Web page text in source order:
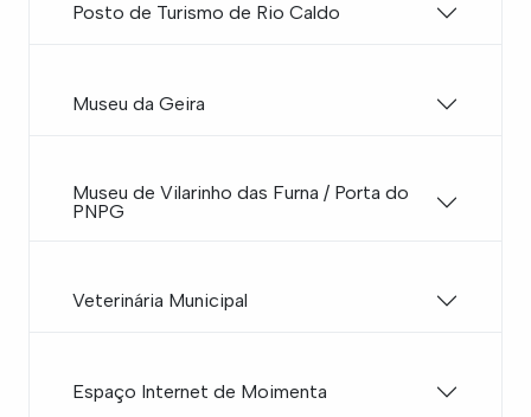
Posto de Turismo de Rio Caldo
Museu da Geira
Museu de Vilarinho das Furna / Porta do
PNPG
Veterinária Municipal
Espaço Internet de Moimenta